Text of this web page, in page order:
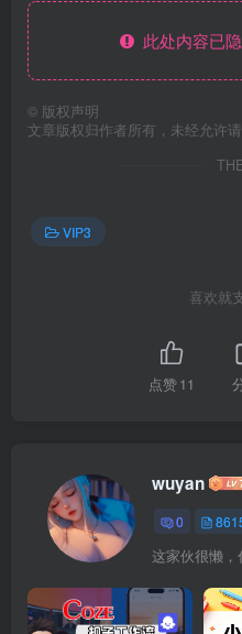
此处内容已
© 版权声明
文章版权归作者所有，未经允许请
VIP3
喜欢就
点赞11
wuyan
0
这家伙很懒，